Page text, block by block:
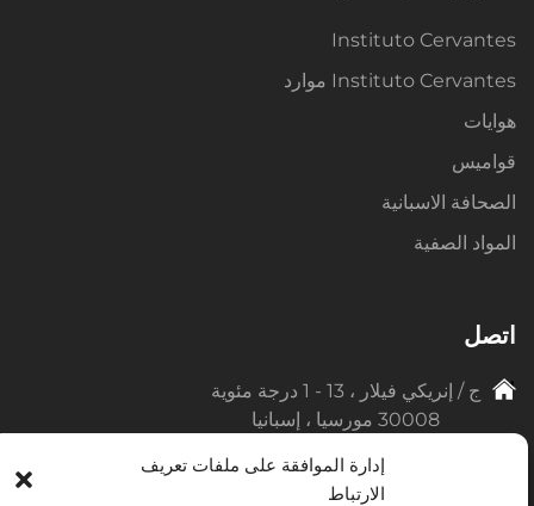
إدارة الموافقة على ملفات تعريف
الارتباط
Instituto Cervantes
Instituto Cervantes موارد
هوايات
قواميس
الصحافة الاسبانية
المواد الصفية
اتصل
ج / إنريكي فيلار ، 13 - 1 درجة مئوية
30008 مورسيا ، إسبانيا